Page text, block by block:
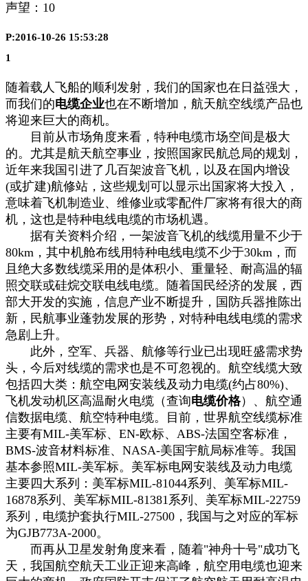
声望： 10
P:2016-10-26 15:53:28
1
随着载人飞船的顺利发射，我们的国家也在日益强大，
而我们的电缆企业也在不断增加，航天航空线缆产品也
将迎来巨大的商机。
目前从市场角度来看，特种电缆市场空间是极大
的。尤其是航天航空事业，按照国家民航总局的规划，
近年来我国引进了几百架波音飞机，以及在国内增设
(或扩建)航修站，这些规划可以显示出国家将大投入，
意味着飞机制造业、维修业或零配件厂家将有很大的商
机，这也是特种电线电缆的市场机遇。
据有关资料介绍，一架波音飞机的线缆用量不少于
80km，其中机舱布线用特种电线电缆不少于30km，而
且绝大多数线缆采用的是体积小、重量轻、耐高温的辐
照交联或硅烷交联电线电缆。随着国民经济的发展，西
部大开发的实施，信息产业不断提升，国防兵器推陈出
新，民航事业蓬勃发展的形势，对特种电线电缆的需求
急剧上升。
此外，空军、兵器、航修等行业已出现旺盛需求势
头，今后对线缆的需求也是不可忽视的。航空线缆大致
包括四大类：航空电网安装线及动力电缆(约占80%)、
飞机发动机区高温耐火电缆（查询电缆价格）、航空通
信数据电缆、航空特种电缆。目前，世界航空线缆标准
主要有MIL-美军标、EN-欧标、ABS-法国空客标准，
BMS-波音材料标准、NASA-美国宇航局标准等。我国
基本参照MIL-美军标。美军标电网安装线及动力电缆
主要四大系列：美军标MIL-81044系列、美军标MIL-
16878系列、美军标MIL-81381系列、美军标MIL-22759
系列，电缆护套执行MIL-27500，我国与之对应的军标
为GJB773A-2000。
而再从卫星发射角度来看，随着"神舟十号"成功飞
天，我国航空航天工业正迎来高峰，航空用电缆也迎来